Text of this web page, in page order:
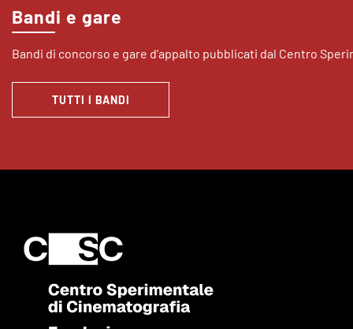
Bandi e gare
Bandi di concorso e gare d’appalto pubblicati dal Centro
TUTTI I BANDI